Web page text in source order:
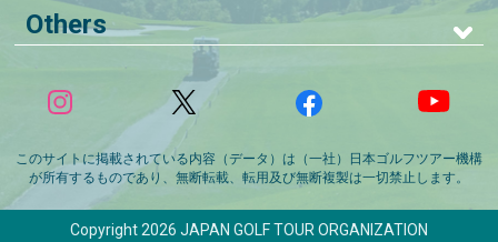
Others
このサイトに掲載されている内容（データ）は（一社）日本ゴルフツアー機構
が所有するものであり、無断転載、転用及び無断複製は一切禁止します。
Copyright 2026 JAPAN GOLF TOUR ORGANIZATION